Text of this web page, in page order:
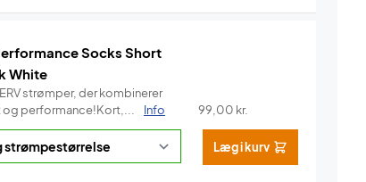
Socks Short
White
strømper, der kombinerer
performance!Kort,...
Info 99,00 kr.
Læg i kurv